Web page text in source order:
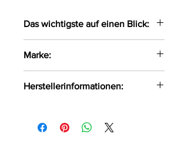
Das wichtigste auf einen Blick:
aus zarten Materialien
Das weiche Material liegt
angenehmen auf der Haut
gewisse Etwas
Marke:
Herstellerinformationen:
Tadeusza 1/1 Białystok, Polen, 15-